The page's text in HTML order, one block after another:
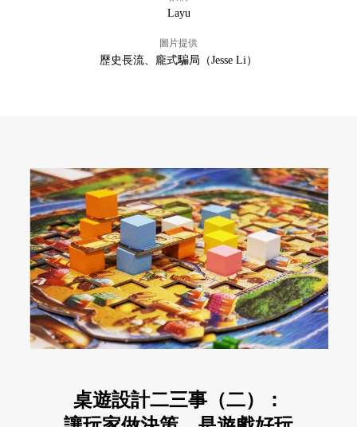
Layu
圖片提供
歷史長流、龐式騙局（Jesse Li）
桌遊設計二三事（二）：